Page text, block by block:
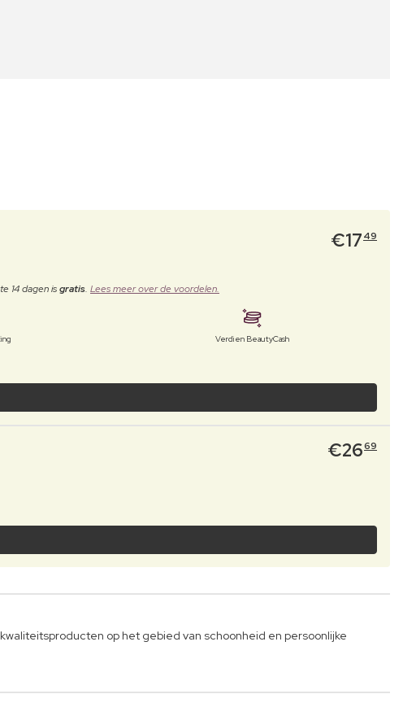
€17 49
14 dagen isgratis. Lees meer over de voordelen.
Verdien BeautyCash
€2669
op het gebied van schoonheid en persoonlijke